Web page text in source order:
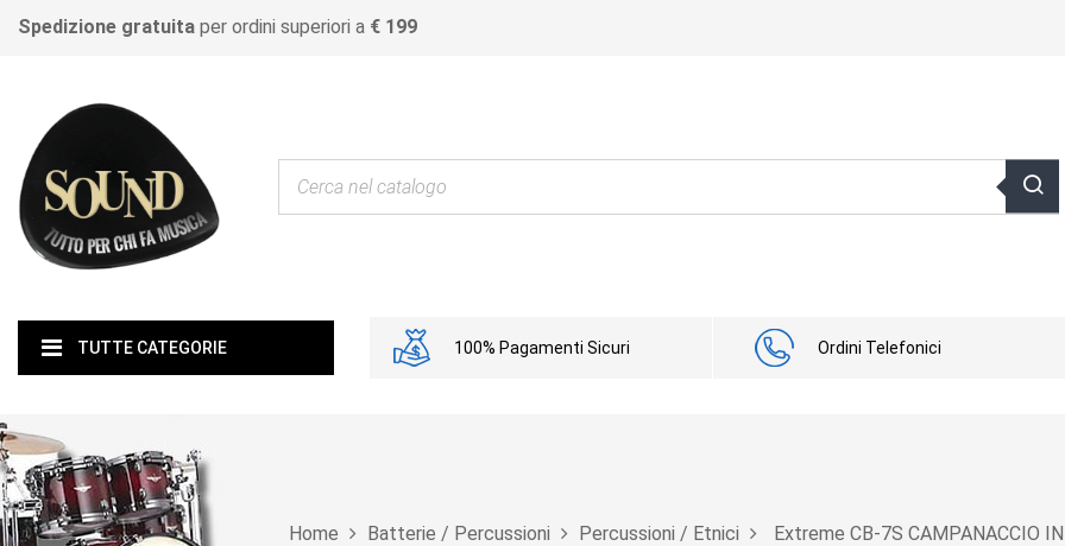
Spedizione gratuita per ordini superiori a € 199
TUTTE CATEGORIE 100% Pagamenti Sicuri Ordini Telefonici
Home Batterie / Percussioni Percussioni / Etnici Extreme CB-7S CAMPANACCIO